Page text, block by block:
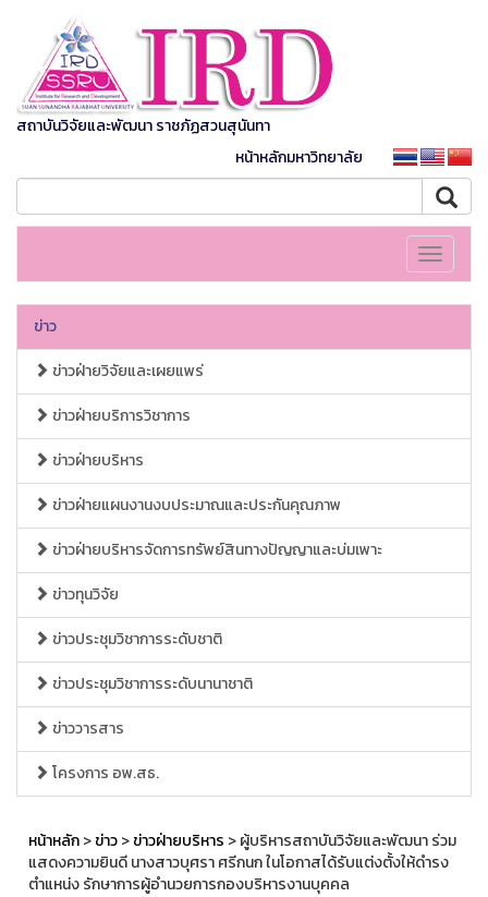
สถาบันวิจัยและพัฒนา ราชภัฏสวนสุนันทา
หน้าหลักมหาวิทยาลัย
Toggle
ข่าว
ข่าวฝ่ายวิจัยและเผยแพร่
ข่าวฝ่ายบริการวิชาการ
ข่าวฝ่ายบริหาร
ข่าวฝ่ายแผนงานงบประมาณและประกันคุณภาพ
ข่าวฝ่ายบริหารจัดการทรัพย์สินทางปัญญาและบ่มเพาะ
ข่าวทุนวิจัย
ข่าวประชุมวิชาการระดับชาติ
ข่าวประชุมวิชาการระดับนานาชาติ
ข่าววารสาร
โครงการ อพ.สธ.
หน้าหลัก>ข่าว>ข่าวฝ่ายบริหาร > ผู้บริหารสถาบันวิจัยและพัฒนา ร่วม
แสดงความยินดี นางสาวบุศรา ศรีกนก ในโอกาสได้รับแต่งตั้งให้ดำรง
ตำแหน่ง รักษาการผู้อำนวยการกองบริหารงานบุคคล